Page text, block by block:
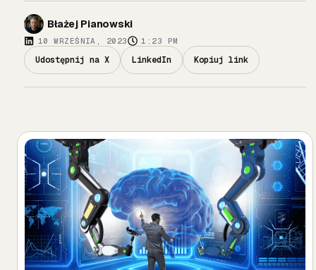
Błażej Pianowski
10 WRZEŚNIA, 2023 1:23 PM
Udostępnij na X LinkedIn Kopiuj link